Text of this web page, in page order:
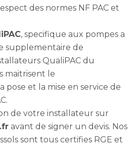
des normes NF PAC et
, specifique aux pompes a
supplementaire de
QualiPAC du
maitrisent le
pose et la mise en service de
de votre installateur sur
avant de signer un devis. Nos
sont tous certifies RGE et